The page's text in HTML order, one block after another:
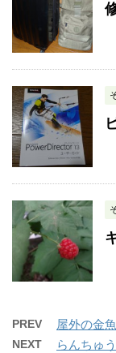
PREV 屋外の金
NEXT らんちゅ